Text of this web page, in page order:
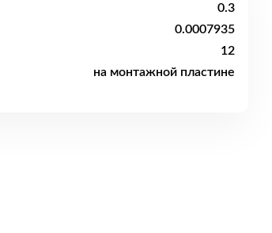
0.3
0.0007935
12
на монтажной пластине